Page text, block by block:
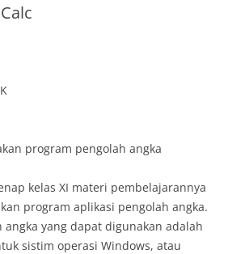
program pengolah angka
kelas XI materi pembelajarannya
program aplikasi pengolah angka.
angka yang dapat digunakan adalah
sistim operasi Windows, atau